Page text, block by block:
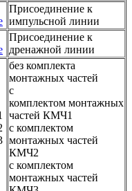
Присоединение к
импульсной линии
Присоединение к
дренажной линии
без комплекта
монтажных частей
с
комплектом монтажных
частей КМЧ1
с комплектом
монтажных частей
КМЧ2
с комплектом
монтажных частей